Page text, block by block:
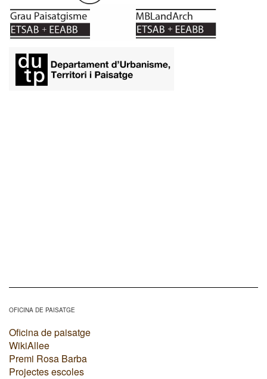
OFICINA DE PAISATGE
Oficina de paisatge
WikiAllee
Premi Rosa Barba
Projectes escoles